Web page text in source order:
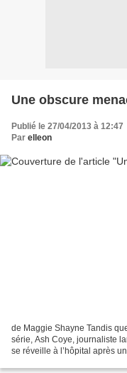
Une obscure
Publié le 27/04/2013 à 12:47
Par elleon
de Maggie Shayne Tandis
série, Ash Coye, journaliste
se réveille à l’hôpital après